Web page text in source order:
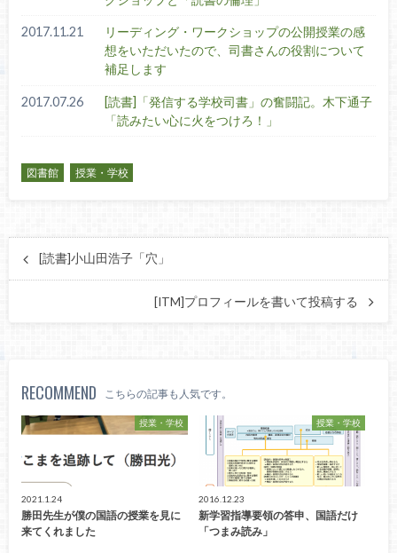
2017.11.21
リーディング・ワークショップの公開授業の感
想をいただいたので、司書さんの役割について
補足します
2017.07.26
[読書]「発信する学校司書」の奮闘記。木下通子
「読みたい心に火をつけろ！」
図書館 授業・学校
[読書]小山田浩子「穴」
[ITM]プロフィールを書いて投稿する
RECOMMEND こちらの記事も人気です。
授業・学校
2021.1.24
勝田先生が僕の国語の授業を見に
来てくれました
授業・学校
2016.12.23
新学習指導要領の答申、国語だけ
「つまみ読み」